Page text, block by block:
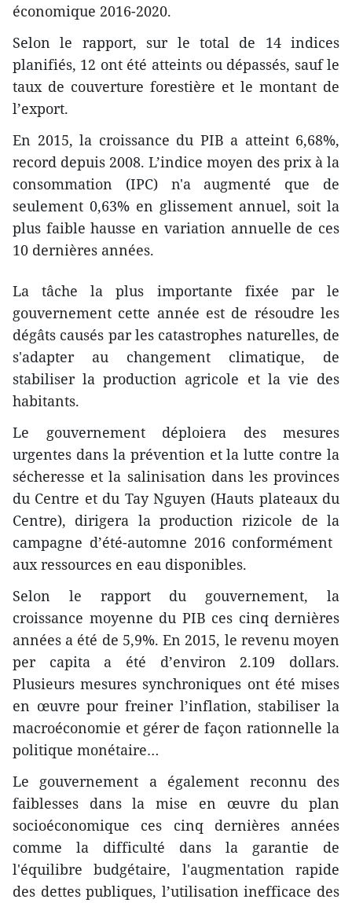
économique 2016-2020.
Selon le rapport, sur le total de 14 indices
planifiés, 12 ont été atteints ou dépassés, sauf le
taux de couverture forestière et le montant de
l’export.
En 2015, la croissance du PIB a atteint 6,68%,
record depuis 2008. L’indice moyen des prix à la
consommation (IPC) n'a augmenté que de
seulement 0,63% en glissement annuel, soit la
plus faible hausse en variation annuelle de ces
10 dernières années.
La tâche la plus importante fixée par le
gouvernement cette année est de résoudre ​les
dégâts causés par les catastrophes naturelles​, de
s'adapter au changement climatique, de
stabiliser la production agricole et la vie des
habitants.
Le gouvernement déploiera des mesures
urgentes dans la prévention et la lutte contre la
sécheresse et la salinisation dans les provinces
du Centre et du Tay Nguyen (Hauts plateaux du
Centre), dirigera la production rizicole de la
campagne d’été-automne 2016 conformément ​
aux ressources en eau disponibles.
Selon le rapport du gouvernement, l​a
croissance moyenne du PIB ces cinq dernières
années a ​été de 5,9%. En 2015, le revenu moyen
per capita a été d’environ 2.109 dollars.
Plusieurs ​mesures synchroniques ont été mises
en œuvre pour freiner l’inflation, stabiliser la
macroéconomie et gérer d​e façon rationnelle la
politique monétaire…
Le gouvernement a également reconnu des
faiblesses dans la mise en œuvre du plan
socioéconomique ces cinq dernières années
comme ​​la difficulté dans la garantie de
l'équilibre budgétaire, l'augmentation rapide
des dettes publiques, l’utilisation ​inefficace​ des